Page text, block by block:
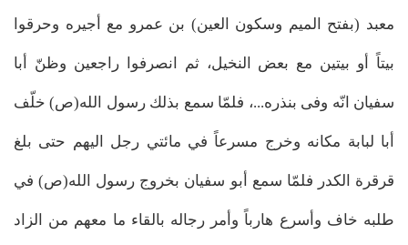
معبد (بفتح الميم وسكون العين) بن عمرو مع أجيره وحرقوا
بيتاً أو بيتين مع بعض النخيل، ثم انصرفوا راجعين وظنّ أبا
سفيان انّه وفى بنذره...، فلمّا سمع بذلك رسول الله(ص) خلّف
أبا لبابة مكانه وخرج مسرعاً في مائتي رجل اليهم حتى بلغ
قرقرة الكدر فلمّا سمع أبو سفيان بخروج رسول الله(ص) في
طلبه خاف وأسرع هارباً وأمر رجاله بالقاء ما معهم من الزاد